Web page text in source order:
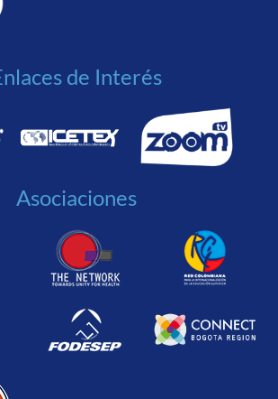
de Interés
Asociaciones